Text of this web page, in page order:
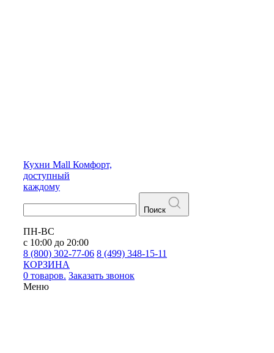
Кухни Mall Комфорт,
доступный
каждому
Поиск
ПН-ВС
с 10:00 до 20:00
8 (800) 302-77-06 8 (499) 348-15-11
КОРЗИНА
0 товаров. Заказать звонок
Меню